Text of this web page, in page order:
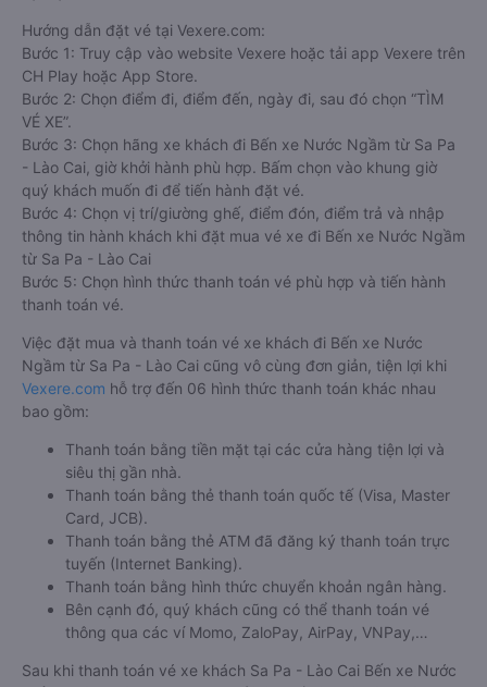
Hướng dẫn đặt vé tại Vexere.com:
Bước 1: Truy cập vào website Vexere hoặc tải app Vexere trên
CH Play hoặc App Store.
Bước 2: Chọn điểm đi, điểm đến, ngày đi, sau đó chọn “TÌM
VÉ XE”.
Bước 3: Chọn hãng xe khách đi Bến xe Nước Ngầm từ Sa Pa
- Lào Cai, giờ khởi hành phù hợp. Bấm chọn vào khung giờ
quý khách muốn đi để tiến hành đặt vé.
Bước 4: Chọn vị trí/giường ghế, điểm đón, điểm trả và nhập
thông tin hành khách khi đặt mua vé xe đi Bến xe Nước Ngầm
từ Sa Pa - Lào Cai
Bước 5: Chọn hình thức thanh toán vé phù hợp và tiến hành
thanh toán vé.
Việc đặt mua và thanh toán vé xe khách đi Bến xe Nước
Ngầm từ Sa Pa - Lào Cai cũng vô cùng đơn giản, tiện lợi khi
Vexere.com hỗ trợ đến 06 hình thức thanh toán khác nhau
bao gồm:
Thanh toán bằng tiền mặt tại các cửa hàng tiện lợi và
siêu thị gần nhà.
Thanh toán bằng thẻ thanh toán quốc tế (Visa, Master
Card, JCB).
Thanh toán bằng thẻ ATM đã đăng ký thanh toán trực
tuyến (Internet Banking).
Thanh toán bằng hình thức chuyển khoản ngân hàng.
Bên cạnh đó, quý khách cũng có thể thanh toán vé
thông qua các ví Momo, ZaloPay, AirPay, VNPay,…
Sau khi thanh toán vé xe khách Sa Pa - Lào Cai Bến xe Nước